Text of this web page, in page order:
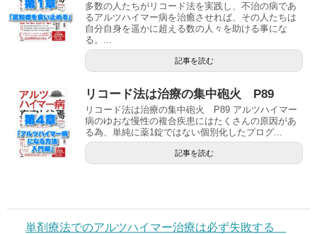
多数の人たちがリコード法を実践し、不治の病であ
るアルツハイマー病を治癒させれば、その人たちは
自分自身を遥かに超える数の人々を助ける事にな
る。...
記事を読む
リコード法は治療の集中砲火 P89
リコード法は治療の集中砲火 P89 アルツハイマー
病のゆおな慢性の複合疾患にはたくさんの原因があ
る為、単純に薬1錠ではない個別化したプログ...
記事を読む
単剤療法でのアルツハイマー治療は必ず失敗する